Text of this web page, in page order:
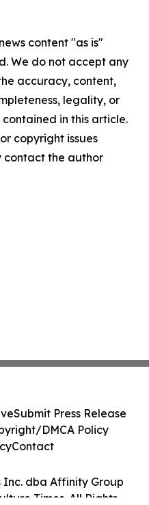
content "as is"
We do not accept any
accuracy, content,
legality, or
in this article.
copyright issues
contact the author
Inc. dba Affinity Group
Times. All Rights
Submit Press Release
DMCA Policy
Contact